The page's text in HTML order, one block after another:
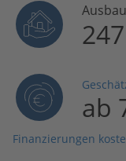
ab
Finanzierungen